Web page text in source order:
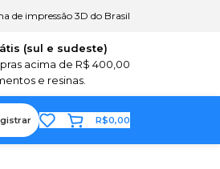
de impressão 3D do Brasil
(sul e sudeste)
acima de R$ 400,00
e resinas.
R$0,00